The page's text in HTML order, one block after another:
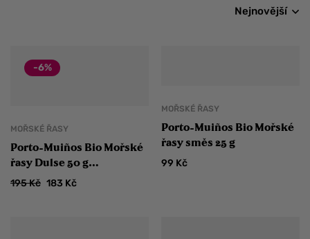
Nejnovější
-6%
MOŘSKÉ ŘASY
Porto-Muiños Bio Mořské
řasy Dulse 50 g
ZLEVNĚNO
195Kč 183 Kč
MOŘSKÉ ŘASY
Porto-Muiños Bio Mořské
řasy směs 25 g
99 Kč